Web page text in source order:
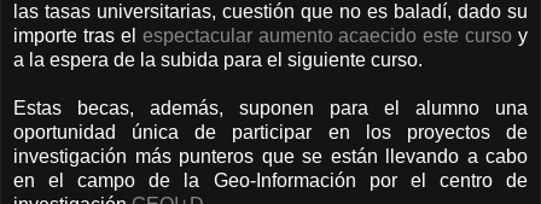
las tasas universitarias, cuestión que no es baladí, dado su
importe tras el espectacular aumento acaecido este curso y
a la espera de la subida para el siguiente curso.
Estas becas, además, suponen para el alumno una
oportunidad única de participar en los proyectos de
investigación más punteros que se están llevando a cabo
en el campo de la Geo-Información por el centro de